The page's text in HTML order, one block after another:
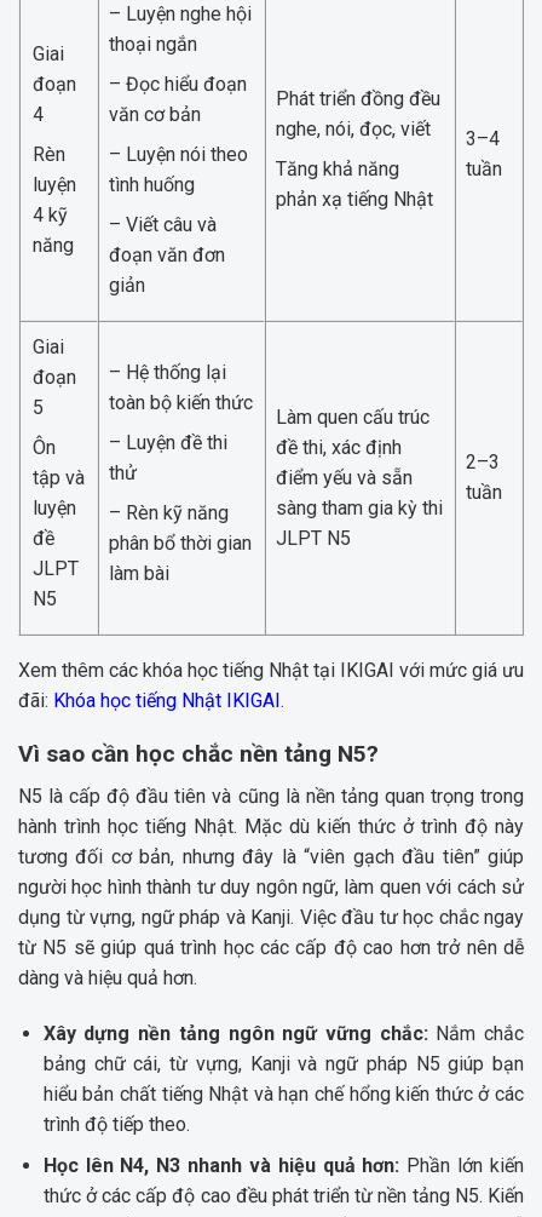
Giai
đoạn
4
Rèn
luyện
4 kỹ
năng
– Luyện nghe hội
thoại ngắn
– Đọc hiểu đoạn
văn cơ bản
– Luyện nói theo
tình huống
– Viết câu và
đoạn văn đơn
giản
Phát triển đồng đều
nghe, nói, đọc, viết
Tăng khả năng
phản xạ tiếng Nhật
3–4
tuần
Giai
đoạn
5
Ôn
tập và
luyện
đề
JLPT
N5
– Hệ thống lại
toàn bộ kiến thức
– Luyện đề thi
thử
– Rèn kỹ năng
phân bổ thời gian
làm bài
Làm quen cấu trúc
đề thi, xác định
điểm yếu và sẵn
sàng tham gia kỳ thi
JLPT N5
2–3
tuần
Xem thêm các khóa học tiếng Nhật tại IKIGAI với mức giá ưu
đãi: Khóa học tiếng Nhật IKIGAI.
Vì sao cần học chắc nền tảng N5?
N5 là cấp độ đầu tiên và cũng là nền tảng quan trọng trong
hành trình học tiếng Nhật. Mặc dù kiến thức ở trình độ này
tương đối cơ bản, nhưng đây là “viên gạch đầu tiên” giúp
người học hình thành tư duy ngôn ngữ, làm quen với cách sử
dụng từ vựng, ngữ pháp và Kanji. Việc đầu tư học chắc ngay
từ N5 sẽ giúp quá trình học các cấp độ cao hơn trở nên dễ
dàng và hiệu quả hơn.
Xây dựng nền tảng ngôn ngữ vững chắc:Nắm chắc
bảng chữ cái, từ vựng, Kanji và ngữ pháp N5 giúp bạn
hiểu bản chất tiếng Nhật và hạn chế hổng kiến thức ở các
trình độ tiếp theo.
Học lên N4, N3 nhanh và hiệu quả hơn: Phần lớn kiến
thức ở các cấp độ cao đều phát triển từ nền tảng N5. Kiến